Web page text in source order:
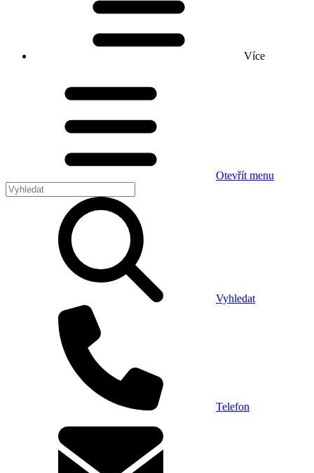
Více
Otevřít menu
Vyhledat
Telefon